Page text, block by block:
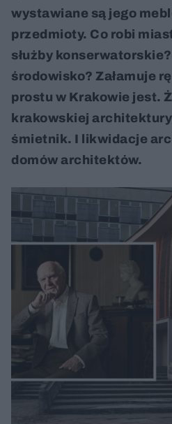
wystawiane są jego
przedmioty. Co robi
służby
środowisko? Załamuje
prostu w Krakowie jest.
krakowskiej architektury
śmietnik. I likwidacje
domów architektów.